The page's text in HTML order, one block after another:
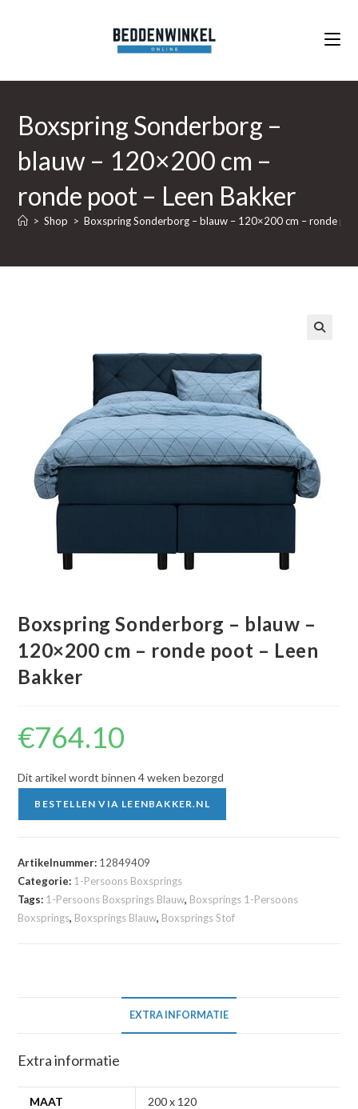
Boxspring Sonderborg –
blauw – 120×200 cm –
ronde poot – Leen Bakker
> Shop > Boxspring Sonderborg – blauw – 120×200 cm – ronde
Boxspring Sonderborg – blauw –
120×200 cm – ronde poot – Leen
Bakker
€764.10
Dit artikel wordt binnen 4 weken bezorgd
BESTELLEN VIA LEENBAKKER.NL
Artikelnummer: 12849409
Categorie: 1-Persoons Boxsprings
Tags: 1-Persoons Boxsprings Blauw, Boxsprings 1-Persoons
Boxsprings, Boxsprings Blauw, Boxsprings Stof
EXTRA INFORMATIE
Extra informatie
MAAT 200 x 120